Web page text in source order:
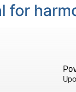
for